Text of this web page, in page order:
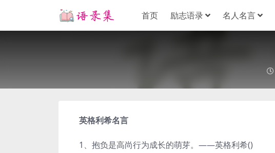
首页 励志语录 名人名言
英格利希名言
1、抱负是高尚行为成长的萌芽。——英格利希()